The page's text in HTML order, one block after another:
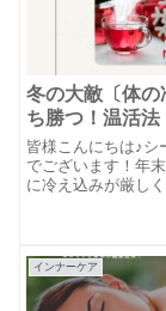
冬の大敵〔体の
ち勝つ！温活法
皆様こんにちは♪シ
でございます！年
に冷え込みが厳し
らっしゃるかと思
て女性約8割の方が
れているそうです(
性が悩...
インナーケア